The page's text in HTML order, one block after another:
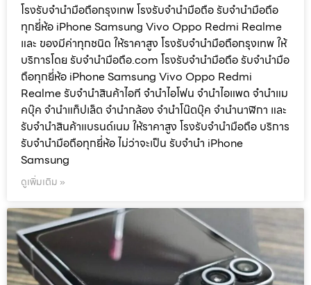
โรงรับจำนำมือถือกรุงเทพ โรงรับจำนำมือถือ รับจำนำมือถือ
ทุกยี่ห้อ iPhone Samsung Vivo Oppo Redmi Realme
และ ของมีค่าทุกชนิด ให้ราคาสูง โรงรับจำนำมือถือกรุงเทพ ให้
บริการโดย รับจํานํามือถือ.com โรงรับจำนำมือถือ รับจำนำมือ
ถือทุกยี่ห้อ iPhone Samsung Vivo Oppo Redmi
Realme รับจำนำสินค้าไอที จำนำไอโฟน จำนำไอแพด จำนำแม
คบุ๊ค จำนำแท็ปเล็ต จำนำกล้อง จำนำโน๊ตบุ๊ค จำนำนาฬิกา และ
รับจำนำสินค้าแบรนด์เนม ให้ราคาสูง โรงรับจำนำมือถือ บริการ
รับจำนำมือถือทุกยี่ห้อ ไม่ว่าจะเป็น รับจำนำ iPhone
Samsung
ดูเพิ่มเติม »